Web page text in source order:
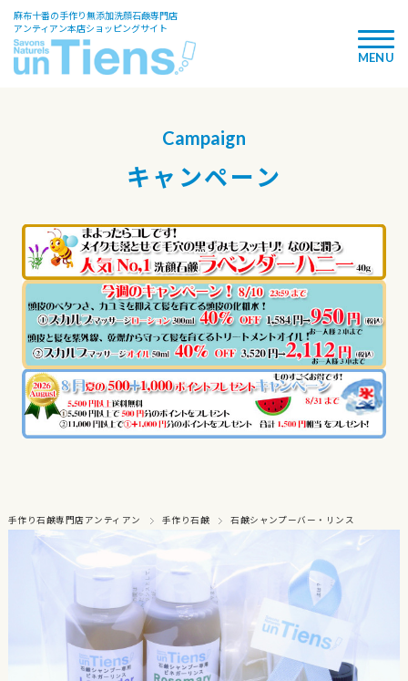
麻布十番の手作り無添加洗顔石鹸専門店
アンティアン本店ショッピングサイト
Campaign
キャンペーン
手作り石鹸専門店アンティアン 手作り石鹸 石鹸シャンプーバー・リンス